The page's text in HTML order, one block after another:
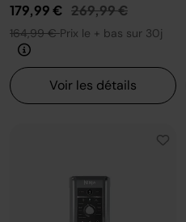
179,99 € Prix réduit de
269,99 €au
164,99 €Prix le + bas sur 30j
Voir les détails